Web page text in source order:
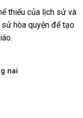
thiếu của lịch sử và
hòa quyện để tạo
nai